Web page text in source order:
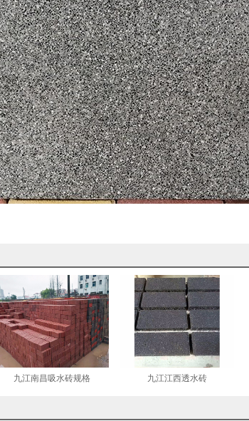
九江南昌吸水砖规格 九江江西透水砖